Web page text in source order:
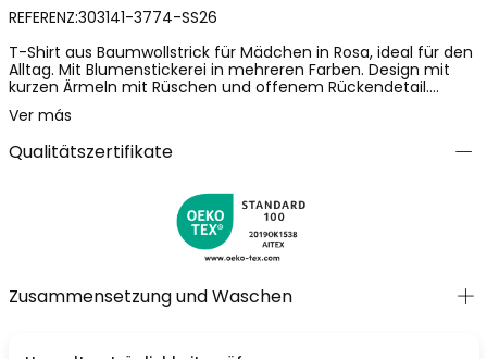
REFERENZ:303141-3774-SS26
T-Shirt aus Baumwollstrick für Mädchen in Rosa, ideal für den
Alltag. Mit Blumenstickerei in mehreren Farben. Design mit
kurzen Ärmeln mit Rüschen und offenem Rückendetail.
Erhältlich in Größen von 12 Monaten bis 10 Jahren, passt sich
dem Wachstum der Kleinsten an. Es ist ein bequemes und
leichtes Kleidungsstück, das sich mit Jeans oder Röcken
kombinieren lässt, um einen lässigen und bezaubernden Stil
Ver más
Qualitätszertifikate
Zusammensetzung und Waschen